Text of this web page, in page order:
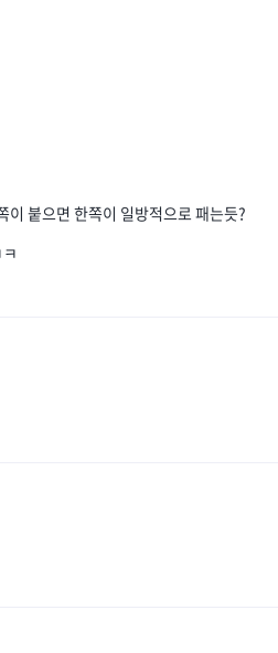
붙으면 한쪽이 일방적으로 패는듯?